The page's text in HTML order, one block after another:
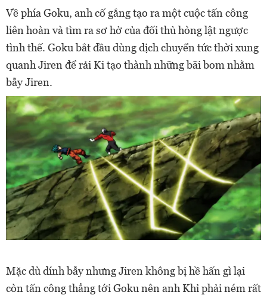
Về phía Goku, anh cố gắng tạo ra một cuộc tấn công
liên hoàn và tìm ra sơ hở của đối thủ hòng lật ngược
tình thế. Goku bắt đầu dùng dịch chuyển tức thời xung
quanh Jiren để rải Ki tạo thành những bãi bom nhằm
bẫy Jiren.
Mặc dù dính bẫy nhưng Jiren không bị hề hấn gì lại
còn tấn công thẳng tới Goku nên anh Khỉ phải ném rất